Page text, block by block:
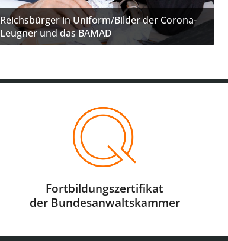
Reichsbürger in Uniform/Bilder der Corona-
Leugner und das BAMAD
Fortbildungszertifikat
der Bundesanwaltskammer